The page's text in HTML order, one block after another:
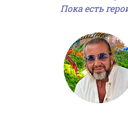
Пока есть